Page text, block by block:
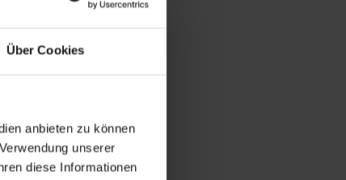
Über Cookies
anbieten zu können
unserer
diese Informationen